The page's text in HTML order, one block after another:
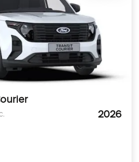
2026
наш канал та слідкуй за
та новинками